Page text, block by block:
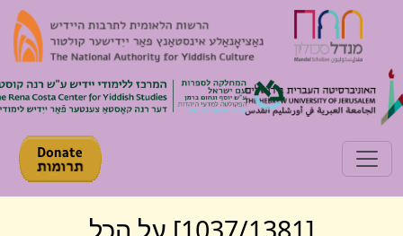
Toggle navigation